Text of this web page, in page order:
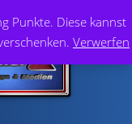
Punkte. Diese kannst
Verwerfen